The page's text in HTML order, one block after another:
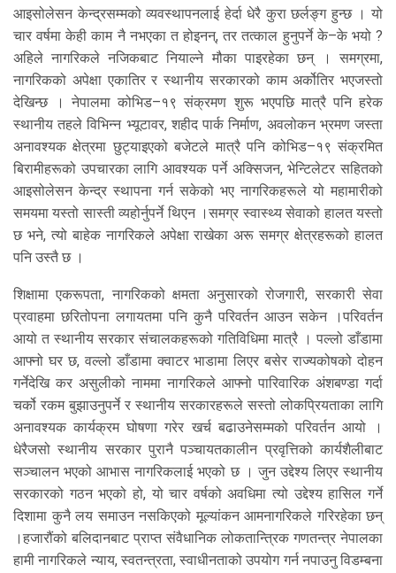
आइसोलेसन केन्द्रसम्मको व्यवस्थापनलाई हेर्दा धेरै कुरा छर्लङ्ग हुन्छ । यो
चार वर्षमा केही काम नै नभएका त होइनन्, तर तत्काल हुनुपर्ने के–के भयो ?
अहिले नागरिकले नजिकबाट नियाल्ने मौका पाइरहेका छन् । समग्रमा,
नागरिकको अपेक्षा एकातिर र स्थानीय सरकारको काम अर्कोतिर भएजस्तो
देखिन्छ । नेपालमा कोभिड–१९ संक्रमण शुरू भएपछि मात्रै पनि हरेक
स्थानीय तहले विभिन्न भ्यूटावर, शहीद पार्क निर्माण, अवलोकन भ्रमण जस्ता
अनावश्यक क्षेत्रमा छुट्याइएको बजेटले मात्रै पनि कोभिड–१९ संक्रमित
बिरामीहरूको उपचारका लागि आवश्यक पर्ने अक्सिजन, भेन्टिलेटर सहितको
आइसोलेसन केन्द्र स्थापना गर्न सकेको भए नागरिकहरूले यो महामारीको
समयमा यस्तो सास्ती व्यहोर्नुपर्ने थिएन ।समग्र स्वास्थ्य सेवाको हालत यस्तो
छ भने, त्यो बाहेक नागरिकले अपेक्षा राखेका अरू समग्र क्षेत्रहरूको हालत
पनि उस्तै छ ।
शिक्षामा एकरूपता, नागरिकको क्षमता अनुसारको रोजगारी, सरकारी सेवा
प्रवाहमा छरितोपना लगायतमा पनि कुनै परिवर्तन आउन सकेन ।परिवर्तन
आयो त स्थानीय सरकार संचालकहरूको गतिविधिमा मात्रै । पल्लो डाँडामा
आफ्नो घर छ, वल्लो डाँडामा क्वाटर भाडामा लिएर बसेर राज्यकोषको दोहन
गर्नेदेखि कर असुलीको नाममा नागरिकले आफ्नो पारिवारिक अंशबण्डा गर्दा
चर्को रकम बुझाउनुपर्ने र स्थानीय सरकारहरूले सस्तो लोकप्रियताका लागि
अनावश्यक कार्यक्रम घोषणा गरेर खर्च बढाउनेसम्मको परिवर्तन आयो ।
धेरैजसो स्थानीय सरकार पुरानै पञ्चायतकालीन प्रवृत्तिको कार्यशैलीबाट
सञ्चालन भएको आभास नागरिकलाई भएको छ । जुन उद्देश्य लिएर स्थानीय
सरकारको गठन भएको हो, यो चार वर्षको अवधिमा त्यो उद्देश्य हासिल गर्ने
दिशामा कुनै लय समाउन नसकिएको मूल्यांकन आमनागरिकले गरिरहेका छन्
।हजारौंको बलिदानबाट प्राप्त संवैधानिक लोकतान्त्रिक गणतन्त्र नेपालका
हामी नागरिकले न्याय, स्वतन्त्रता, स्वाधीनताको उपयोग गर्न नपाउनु विडम्बना